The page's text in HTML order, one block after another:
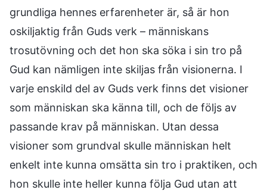
grundliga hennes erfarenheter är, så är hon
oskiljaktig från Guds verk – människans
trosutövning och det hon ska söka i sin tro på
Gud kan nämligen inte skiljas från visionerna. I
varje enskild del av Guds verk finns det visioner
som människan ska känna till, och de följs av
passande krav på människan. Utan dessa
visioner som grundval skulle människan helt
enkelt inte kunna omsätta sin tro i praktiken, och
hon skulle inte heller kunna följa Gud utan att